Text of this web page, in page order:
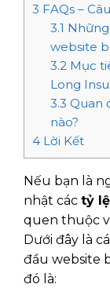
3 FAQs –
3.1
website
3.2 Mục
Long
3.3 Quan
nào?
4 Lời Kết
Nếu bạn là
nhật các tỷ
quen thuộc
Dưới đây là
đầu website
đó là: